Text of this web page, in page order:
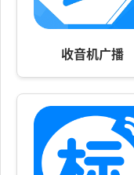
收音机广播